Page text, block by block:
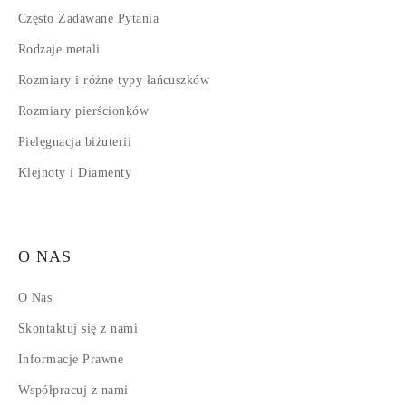
Często Zadawane Pytania
Rodzaje metali
Rozmiary i różne typy łańcuszków
Rozmiary pierścionków
Pielęgnacja biżuterii
Klejnoty i Diamenty
O NAS
O Nas
Skontaktuj się z nami
Informacje Prawne
Współpracuj z nami